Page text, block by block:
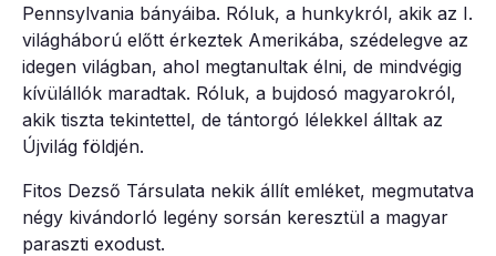
Pennsylvania bányáiba. Róluk, a hunkykról, akik az I.
világháború előtt érkeztek Amerikába, szédelegve az
idegen világban, ahol megtanultak élni, de mindvégig
kívülállók maradtak. Róluk, a bujdosó magyarokról,
akik tiszta tekintettel, de tántorgó lélekkel álltak az
Újvilág földjén.
Fitos Dezső Társulata nekik állít emléket, megmutatva
négy kivándorló legény sorsán keresztül a magyar
paraszti exodust.